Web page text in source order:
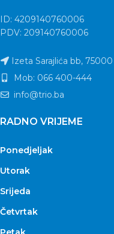
ID: 4209140760006
PDV: 209140760006
Izeta Sarajlića bb, 75000
Mob: 066 400-444
info@trio.ba
RADNO VRIJEME
Ponedjeljak
Utorak
Srijeda
Četvrtak